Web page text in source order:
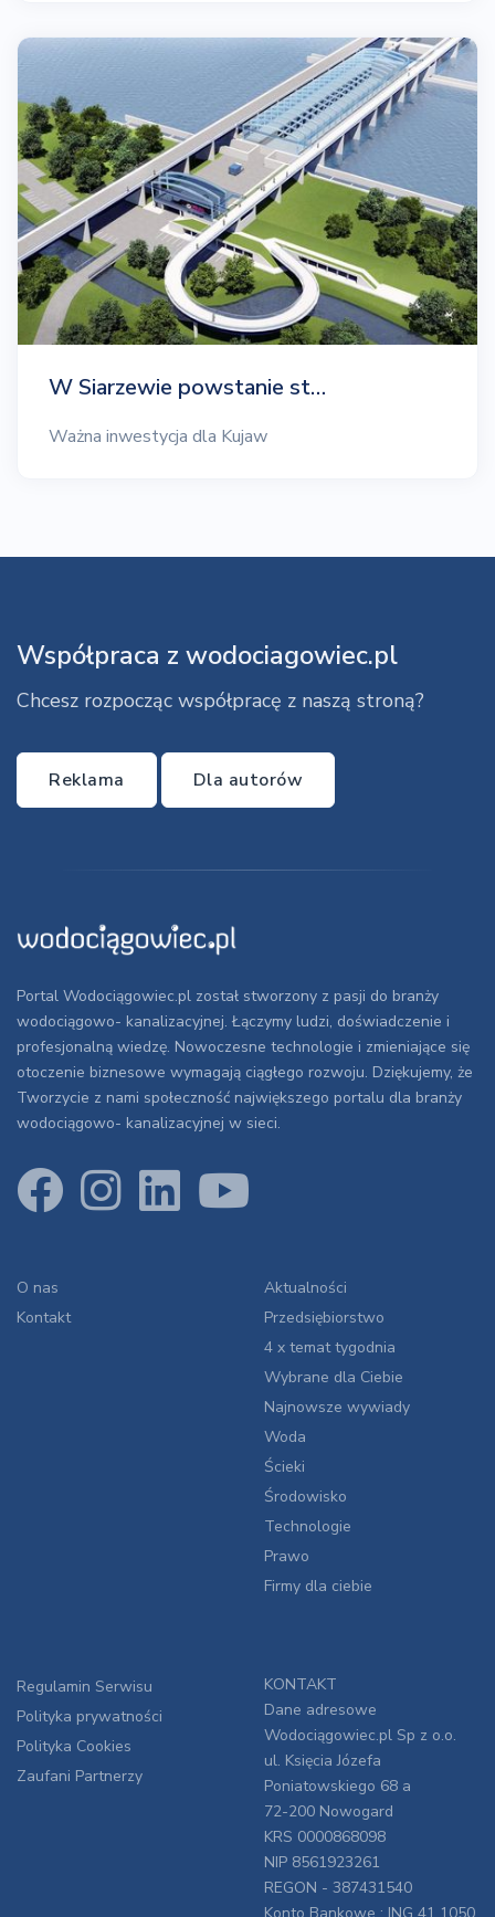
W Siarzewie powstanie st…
Ważna inwestycja dla Kujaw
Współpraca z wodociagowiec.pl
Chcesz rozpocząc współpracę z naszą stroną?
Reklama Dla autorów
Portal Wodociągowiec.pl został stworzony z pasji do branży
wodociągowo- kanalizacyjnej. Łączymy ludzi, doświadczenie i
profesjonalną wiedzę. Nowoczesne technologie i zmieniające się
otoczenie biznesowe wymagają ciągłego rozwoju. Dziękujemy, że
Tworzycie z nami społeczność największego portalu dla branży
wodociągowo- kanalizacyjnej w sieci.
O nas
Kontakt
Aktualności
Przedsiębiorstwo
4 x temat tygodnia
Wybrane dla Ciebie
Najnowsze wywiady
Woda
Ścieki
Środowisko
Technologie
Prawo
Firmy dla ciebie
Regulamin Serwisu
Polityka prywatności
Polityka Cookies
Zaufani Partnerzy
KONTAKT
Dane adresowe
Wodociągowiec.pl Sp z o.o.
ul. Księcia Józefa
Poniatowskiego 68 a
72-200 Nowogard
KRS 0000868098
NIP 8561923261
REGON - 387431540